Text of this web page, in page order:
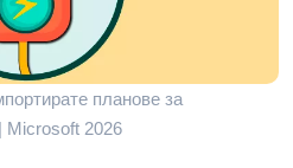
планове за
Microsoft 2026